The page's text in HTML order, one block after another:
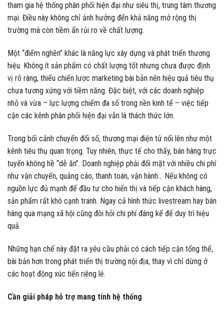
tham gia hệ thống phân phối hiện đại như siêu thị, trung tâm thương
mại. Điều này không chỉ ảnh hưởng đến khả năng mở rộng thị
trường mà còn tiềm ẩn rủi ro về chất lượng.
Một “điểm nghẽn” khác là năng lực xây dựng và phát triển thương
hiệu. Không ít sản phẩm có chất lượng tốt nhưng chưa được định
vị rõ ràng, thiếu chiến lược marketing bài bản nên hiệu quả tiêu thụ
chưa tương xứng với tiềm năng. Đặc biệt, với các doanh nghiệp
nhỏ và vừa – lực lượng chiếm đa số trong nền kinh tế – việc tiếp
cận các kênh phân phối hiện đại vẫn là thách thức lớn.
Trong bối cảnh chuyển đổi số, thương mại điện tử nổi lên như một
kênh tiêu thụ quan trọng. Tuy nhiên, thực tế cho thấy, bán hàng trực
tuyến không hề “dễ ăn”. Doanh nghiệp phải đối mặt với nhiều chi phí
như vận chuyển, quảng cáo, thanh toán, vận hành… Nếu không có
nguồn lực đủ mạnh để đầu tư cho hiển thị và tiếp cận khách hàng,
sản phẩm rất khó cạnh tranh. Ngay cả hình thức livestream hay bán
hàng qua mạng xã hội cũng đòi hỏi chi phí đáng kể để duy trì hiệu
quả.
Những hạn chế này đặt ra yêu cầu phải có cách tiếp cận tổng thể,
bài bản hơn trong phát triển thị trường nội địa, thay vì chỉ dừng ở
các hoạt động xúc tiến riêng lẻ.
Cần giải pháp hỗ trợ mang tính hệ thống